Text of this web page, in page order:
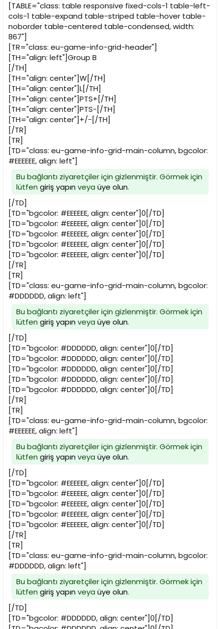
[TABLE="class: table responsive fixed-cols-1 table-left-
cols-1 table-expand table-striped table-hover table-
noborder table-centered table-condensed, width:
867"]
[TR="class: eu-game-info-grid-header"]
[TH="align: left"]Group B
[/TH]
[TH="align: center"]W[/TH]
[TH="align: center"]L[/TH]
[TH="align: center"]PTS+[/TH]
[TH="align: center"]PTS-[/TH]
[TH="align: center"]+/-[/TH]
[/TR]
[TR]
[TD="class: eu-game-info-grid-main-column, bgcolor:
#EEEEEE, align: left"]
Bu bağlantı ziyaretçiler için gizlenmiştir. Görmek için
lütfen giriş yapınveya üye olun.
[/TD]
[TD="bgcolor: #EEEEEE, align: center"]0[/TD]
[TD="bgcolor: #EEEEEE, align: center"]0[/TD]
[TD="bgcolor: #EEEEEE, align: center"]0[/TD]
[TD="bgcolor: #EEEEEE, align: center"]0[/TD]
[TD="bgcolor: #EEEEEE, align: center"]0[/TD]
[/TR]
[TR]
[TD="class: eu-game-info-grid-main-column, bgcolor:
#DDDDDD, align: left"]
Bu bağlantı ziyaretçiler için gizlenmiştir. Görmek için
lütfen giriş yapınveya üye olun.
[/TD]
[TD="bgcolor: #DDDDDD, align: center"]0[/TD]
[TD="bgcolor: #DDDDDD, align: center"]0[/TD]
[TD="bgcolor: #DDDDDD, align: center"]0[/TD]
[TD="bgcolor: #DDDDDD, align: center"]0[/TD]
[TD="bgcolor: #DDDDDD, align: center"]0[/TD]
[/TR]
[TR]
[TD="class: eu-game-info-grid-main-column, bgcolor:
#EEEEEE, align: left"]
Bu bağlantı ziyaretçiler için gizlenmiştir. Görmek için
lütfen giriş yapınveya üye olun.
[/TD]
[TD="bgcolor: #EEEEEE, align: center"]0[/TD]
[TD="bgcolor: #EEEEEE, align: center"]0[/TD]
[TD="bgcolor: #EEEEEE, align: center"]0[/TD]
[TD="bgcolor: #EEEEEE, align: center"]0[/TD]
[TD="bgcolor: #EEEEEE, align: center"]0[/TD]
[/TR]
[TR]
[TD="class: eu-game-info-grid-main-column, bgcolor:
#DDDDDD, align: left"]
Bu bağlantı ziyaretçiler için gizlenmiştir. Görmek için
lütfen giriş yapınveya üye olun.
[/TD]
[TD="bgcolor: #DDDDDD, align: center"]0[/TD]